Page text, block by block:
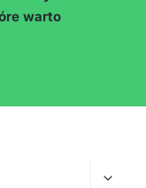
wygląda ten